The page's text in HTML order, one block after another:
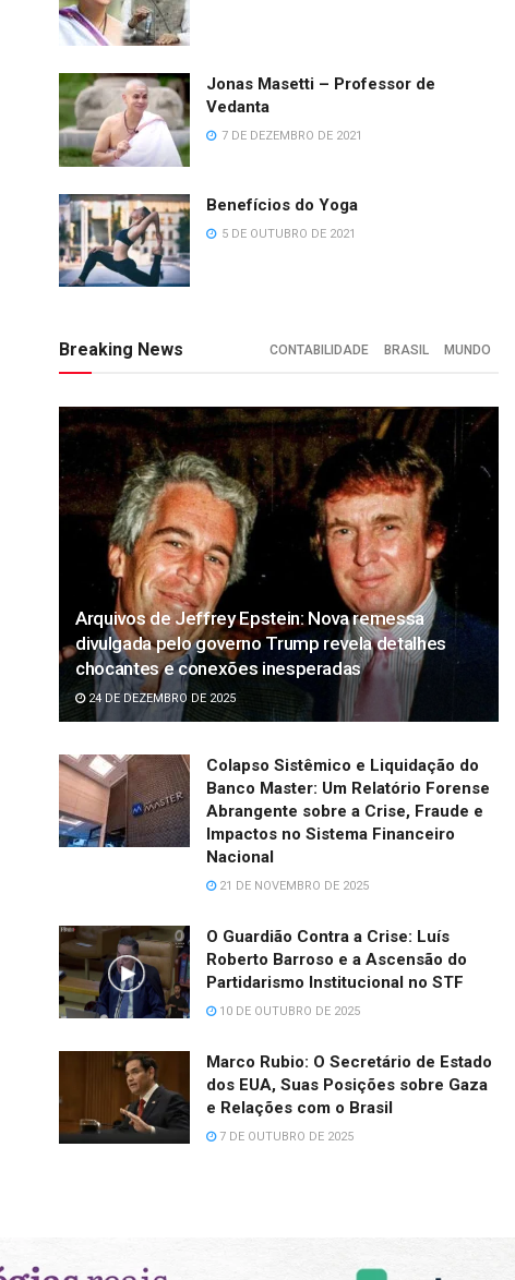
Jonas Masetti – Professor de
Vedanta
7 DE DEZEMBRO DE 2021
Benefícios do Yoga
5 DE OUTUBRO DE 2021
Breaking News CONTABILIDADE BRASIL MUNDO
Arquivos de Jeffrey Epstein: Nova remessa
divulgada pelo governo Trump revela detalhes
chocantes e conexões inesperadas
24 DE DEZEMBRO DE 2025
Colapso Sistêmico e Liquidação do
Banco Master: Um Relatório Forense
Abrangente sobre a Crise, Fraude e
Impactos no Sistema Financeiro
Nacional
21 DE NOVEMBRO DE 2025
O Guardião Contra a Crise: Luís
Roberto Barroso e a Ascensão do
Partidarismo Institucional no STF
10 DE OUTUBRO DE 2025
Marco Rubio: O Secretário de Estado
dos EUA, Suas Posições sobre Gaza
e Relações com o Brasil
7 DE OUTUBRO DE 2025